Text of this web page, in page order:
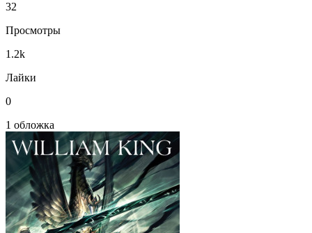
32
Просмотры
1.2k
Лайки
0
1 обложка